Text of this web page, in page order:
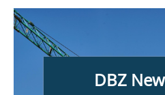
DBZ